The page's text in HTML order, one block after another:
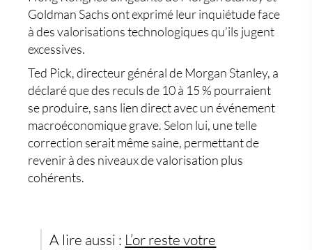
Goldman Sachsont exprimé leur inquiétude face
à desvalorisations technologiquesqu’ils jugent
excessives.
Ted Pick, directeur général de Morgan Stanley, a
déclaré que des reculs de 10 à 15 % pourraient
se produire, sans lien direct avec un événement
macroéconomique grave. Selon lui, une telle
correction serait même saine, permettant de
revenir à des niveaux de valorisation plus
cohérents.
A lire aussi : L’or reste votre